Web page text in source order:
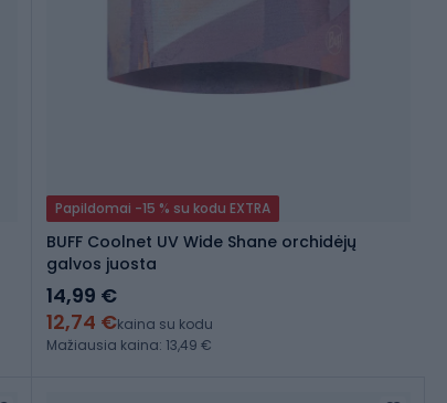
Papildomai -15 % su kodu EXTRA
BUFF Coolnet UV Wide Shane orchidėjų
galvos juosta
14,99 €
12,74 €kaina su kodu
Mažiausia kaina: 13,49 €